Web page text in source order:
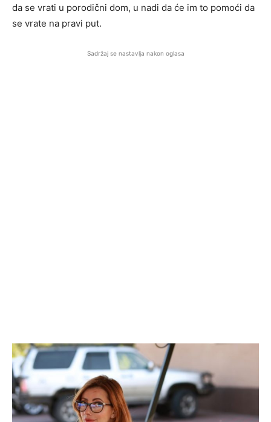
da se vrati u porodični dom, u nadi da će im to pomoći da
se vrate na pravi put.
Sadržaj se nastavlja nakon oglasa